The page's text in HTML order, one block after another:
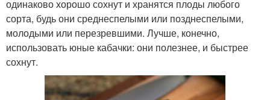
одинаково хорошо сохнут и хранятся плоды любого
сорта, будь они среднеспелыми или позднеспелыми,
молодыми или перезревшими. Лучше, конечно,
использовать юные кабачки: они полезнее, и быстрее
сохнут.